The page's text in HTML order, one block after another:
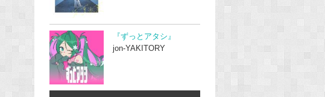
『ずっとアタシ』
jon-YAKITORY